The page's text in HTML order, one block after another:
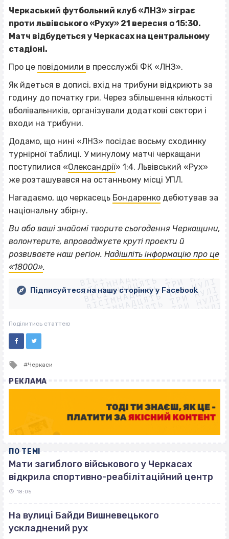
Черкаський футбольний клуб «ЛНЗ» зіграє
проти львівського «Руху» 21 вересня о 15:30.
Матч відбудеться у Черкасах на центральному
стадіоні.
Про це повідомили в пресслужбі ФК «ЛНЗ».
Як йдеться в дописі, вхід на трибуни відкриють за
годину до початку гри. Через збільшення кількості
вболівальників, організували додаткові сектори і
входи на трибуни.
Додамо, що нині «ЛНЗ» посідає восьму сходинку
турнірної таблиці. У минулому матчі черкащани
поступилися «Олександрії» 1:4. Львівський «Рух»
же розташувався на останньому місці УПЛ.
Нагадаємо, що черкасець Бондаренко дебютував за
національну збірну.
Ви або ваші знайомі творите сьогодення Черкащини,
волонтерите, впроваджуєте круті проєкти й
розвиваєте наш регіон. Надішліть інформацію про це
«18000». ВІСІМНАДЦЯТЬ ТРИ НУЛІ
ВІСІМНАДЦЯТЬ ТРИ НУЛІ
ВІСІМНАДЦЯТЬ ТРИ НУЛІ
ВІСІМНАДЦЯТЬ ТРИ НУЛІ
ВІСІМНАДЦЯТЬ ТРИ НУЛІ
ВІСІМНАДЦЯТЬ ТРИ НУЛІ
ВІСІМНАДЦЯТЬ ТРИ НУЛІ
ВІСІМНАДЦЯТЬ ТРИ НУЛІ
Підписуйтеся на нашу сторінку у Facebook
Поділитись статтею
Tagged
Черкаси
РЕКЛАМА
ПО ТЕМІ
Мати загиблого військового у Черкасах
відкрила спортивно-реабілітаційний центр
18:05
На вулиці Байди Вишневецького
ускладнений рух